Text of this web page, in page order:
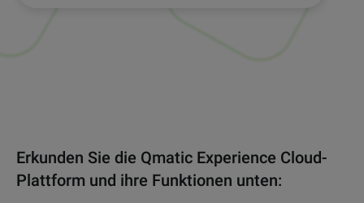
Erkunden Sie die Qmatic Experience Cloud-
Plattform und ihre Funktionen unten: